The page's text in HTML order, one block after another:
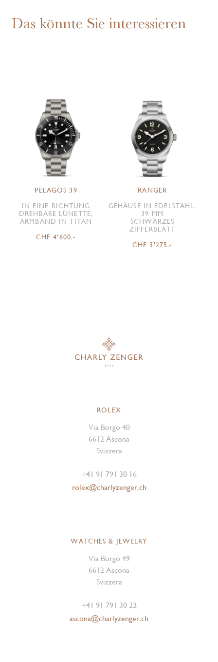
Das könnte Sie interessieren
PELAGOS 39
IN EINE RICHTUNG
DREHBARE LÜNETTE,
ARMBAND IN TITAN
CHF 4'600.-
RANGER
GEHÄUSE IN EDELSTAHL,
39 MM
SCHWARZES
ZIFFERBLATT
CHF 3'275.-
ROLEX
Via Borgo 40
6612 Ascona
Svizzera
+41 91 791 30 16
rolex@charlyzenger.ch
WATCHES & JEWELRY
Via Borgo 49
6612 Ascona
Svizzera
+41 91 791 30 22
ascona@charlyzenger.ch